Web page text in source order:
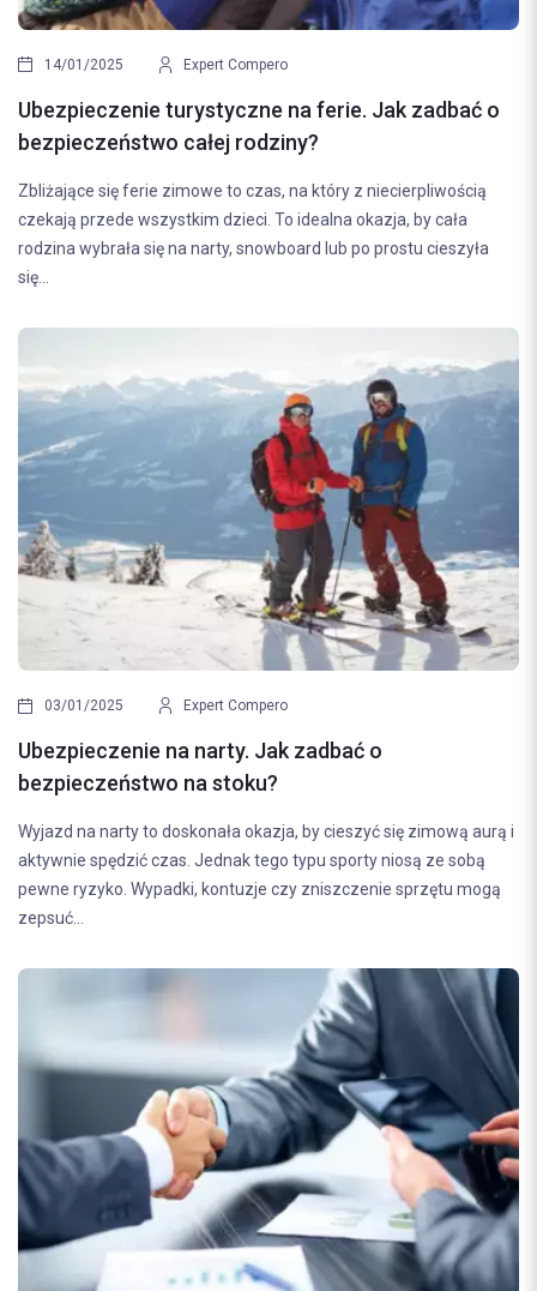
14/01/2025 Expert Compero
Ubezpieczenie turystyczne na ferie. Jak zadbać o
bezpieczeństwo całej rodziny?
Zbliżające się ferie zimowe to czas, na który z niecierpliwością
czekają przede wszystkim dzieci. To idealna okazja, by cała
rodzina wybrała się na narty, snowboard lub po prostu cieszyła
się...
03/01/2025 Expert Compero
Ubezpieczenie na narty. Jak zadbać o
bezpieczeństwo na stoku?
Wyjazd na narty to doskonała okazja, by cieszyć się zimową aurą i
aktywnie spędzić czas. Jednak tego typu sporty niosą ze sobą
pewne ryzyko. Wypadki, kontuzje czy zniszczenie sprzętu mogą
zepsuć...